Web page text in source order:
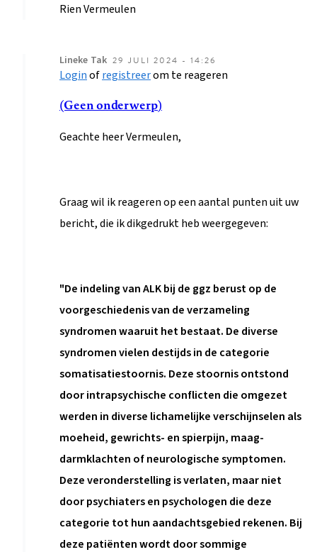
Rien Vermeulen
Lineke Tak 29 JULI 2024 - 14:26
Als
op
Van
ALK
door
Login ofregistreerom te reageren
(Geen onderwerp)
Geachte heer Vermeulen,
Graag wil ik reageren op een aantal punten uit uw
bericht, die ik dikgedrukt heb weergegeven:
"De indeling van ALK bij de ggz berust op de
voorgeschiedenis van de verzameling
syndromen waaruit het bestaat. De diverse
syndromen vielen destijds in de categorie
somatisatiestoornis. Deze stoornis ontstond
door intrapsychische conflicten die omgezet
werden in diverse lichamelijke verschijnselen als
moeheid, gewrichts- en spierpijn, maag-
darmklachten of neurologische symptomen.
Deze veronderstelling is verlaten, maar niet
door psychiaters en psychologen die deze
categorie tot hun aandachtsgebied rekenen. Bij
deze patiënten wordt door sommige